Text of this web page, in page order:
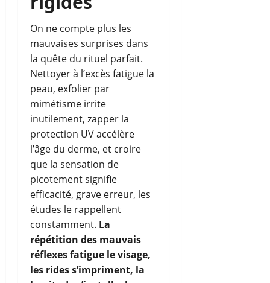
On ne compte plus les
mauvaises surprises dans
la quête du rituel parfait.
Nettoyer à l’excès fatigue la
peau, exfolier par
mimétisme irrite
inutilement, zapper la
protection UV accélère
l’âge du derme, et croire
que la sensation de
picotement signifie
efficacité, grave erreur, les
études le rappellent
constamment. La
répétition des mauvais
réflexes fatigue le visage,
les rides s’impriment, la